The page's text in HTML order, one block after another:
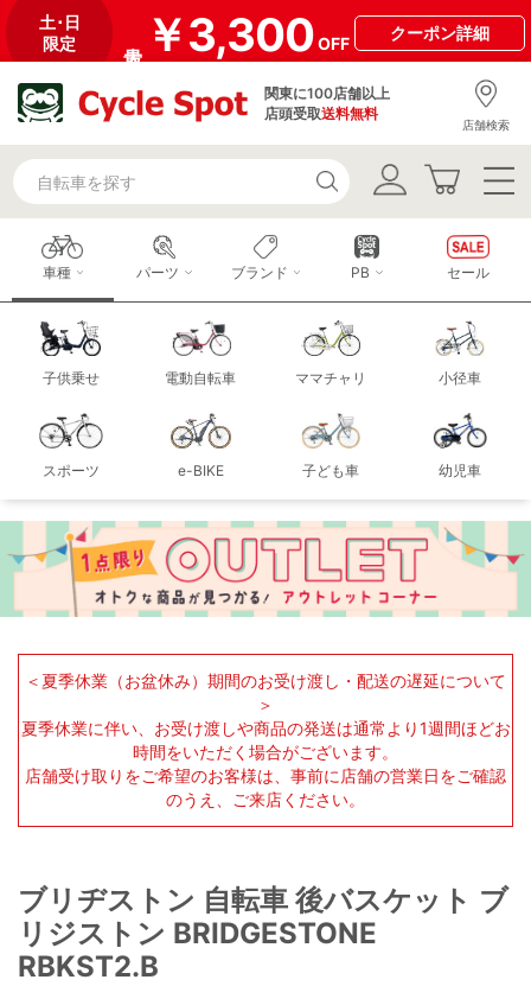
土･日
限定
￥3,300OFF
クーポン詳細
関東に100店舗以上
店頭受取送料無料
店舗検索
車種
子供乗せ 電動自転車 ママチャリ 小径車
スポーツ e-BIKE 子ども車 幼児車
パーツ ブランド PB セール
＜夏季休業（お盆休み）期間のお受け渡し・配送の遅延について
＞
夏季休業に伴い、お受け渡しや商品の発送は通常より1週間ほどお
時間をいただく場合がございます。
店舗受け取りをご希望のお客様は、事前に店舗の営業日をご確認
のうえ、ご来店ください。
ブリヂストン 自転車 後バスケット ブ
リジストン BRIDGESTONE
RBKST2.B